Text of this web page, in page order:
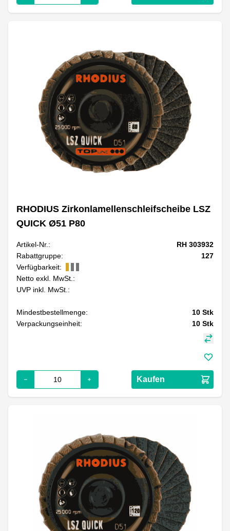
RHODIUS Zirkonlamellenschleifscheibe LSZ
QUICK Ø51 P80
Artikel-Nr.:
RH 303932
Rabattgruppe:
127
Verfügbarkeit:
Netto exkl. MwSt.:
UVP inkl. MwSt.:
Mindestbestellmenge: 10 Stk
Verpackungseinheit:
10 Stk
Kaufen